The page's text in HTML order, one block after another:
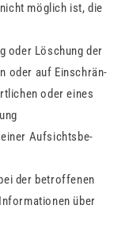
mög­lich ist, die
oder Lö­schung der
oder auf Ein­schrän­
oder eines
einer Auf­sichts­be­
der be­trof­fe­nen
über